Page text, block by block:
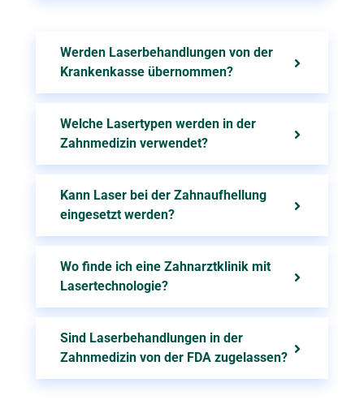
Werden Laserbehandlungen von der
Krankenkasse übernommen?
Welche Lasertypen werden in der
Zahnmedizin verwendet?
Kann Laser bei der Zahnaufhellung
eingesetzt werden?
Wo finde ich eine Zahnarztklinik mit
Lasertechnologie?
Sind Laserbehandlungen in der
Zahnmedizin von der FDA zugelassen?